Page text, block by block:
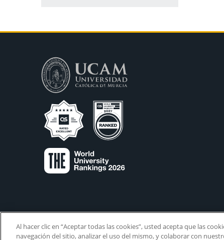
Al hacer clic en “Aceptar todas las cookies”, usted acepta que las
navegación del sitio, analizar el uso del mismo, y colaborar con